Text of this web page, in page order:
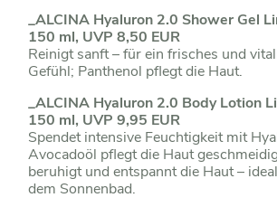
_ALCINA Hyaluron 2.0 Shower Gel
150 ml, UVP 8,50 EUR
Reinigt sanft – für ein frisches und
Gefühl; Panthenol pflegt die Haut.
_ALCINA Hyaluron 2.0 Body Lotion
150 ml, UVP 9,95 EUR
Spendet intensive Feuchtigkeit mit
Avocadoöl pflegt die Haut
beruhigt und entspannt die Haut –
dem Sonnenbad.